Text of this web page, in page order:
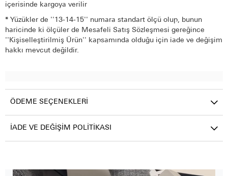
içerisinde kargoya verilir
* Yüzükler de ''13-14-15'' numara standart ölçü olup, bunun
haricinde ki ölçüler de Mesafeli Satış Sözleşmesi gereğince
''Kişiselleştirilmiş Ürün'' kapsamında olduğu için iade ve değişim
hakkı mevcut değildir.
ÖDEME SEÇENEKLERI
İADE VE DEĞIŞIM POLITIKASI